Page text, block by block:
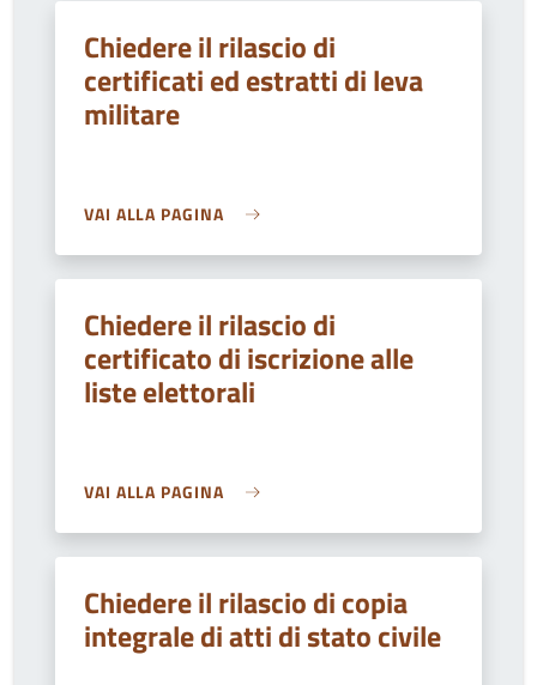
Chiedere il rilascio di
certificati ed estratti di leva
militare
VAI ALLA PAGINA
Chiedere il rilascio di
certificato di iscrizione alle
liste elettorali
VAI ALLA PAGINA
Chiedere il rilascio di copia
integrale di atti di stato civile